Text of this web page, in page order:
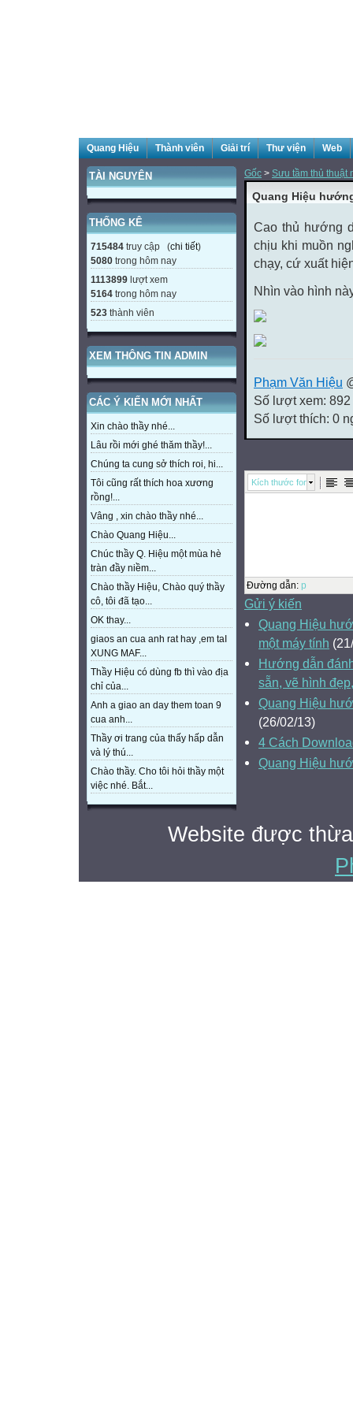
Quang Hiệu Thành viên Giải trí Thư viện Web
TÀI NGUYÊN
THỐNG KÊ
715484 truy cập (chi tiết)
5080 trong hôm nay
1113899 lượt xem
5164 trong hôm nay
523 thành viên
XEM THÔNG TIN ADMIN
CÁC Ý KIẾN MỚI NHẤT
Xin chào thầy nhé...
Lâu rồi mới ghé thăm thầy!...
Chúng ta cung sở thích roi, hi...
Tôi cũng rất thích hoa xương
rồng!...
Vâng , xin chào thầy nhé...
Chào Quang Hiệu...
Chúc thầy Q. Hiệu một mùa hè
tràn đầy niềm...
Chào thầy Hiệu, Chào quý thầy
cô, tôi đã tạo...
OK thay...
giaos an cua anh rat hay ,em taI
XUNG MAF...
Thầy Hiệu có dùng fb thì vào địa
chỉ của...
Anh a giao an day them toan 9
cua anh...
Thầy ơi trang của thấy hấp dẫn
và lý thú...
Chào thầy. Cho tôi hỏi thầy một
việc nhé. Bắt...
Gốc > Sưu tầm thủ thuật
Quang Hiệu
Cao thủ hướng
chịu khi muồn
chạy, cứ xuất
Nhìn vào hình
Phạm Văn Hiệu
Số lượt xem: 892
Số lượt thích: 0
Kích thước font
Đường dẫn: p
Gửi ý kiến
Quang Hiệu
một máy tính
Hướng dẫn
sẵn, vẽ hình đẹp,
Quang Hiệu
(26/02/13)
4 Cách
Quang Hiệu
Website được